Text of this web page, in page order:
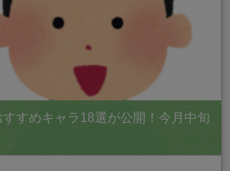
すすめキャラ18選が公開！今月中旬